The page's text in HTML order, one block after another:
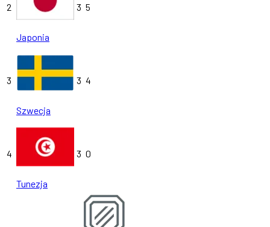
2
Japonia
3 5
3
Szwecja
3 4
4
Tunezja
3 0